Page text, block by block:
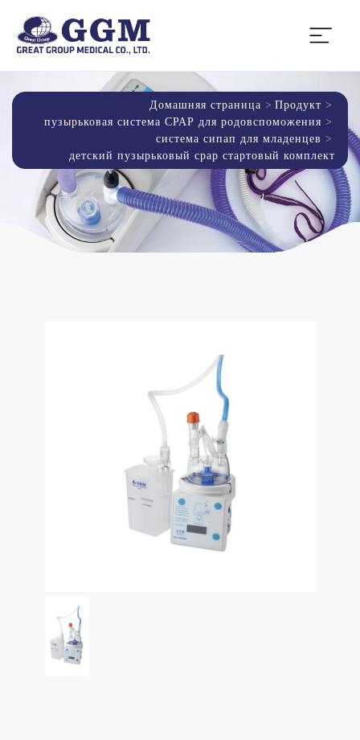
Домашняя страница
Продукт
пузырьковая система СРАР для родовспоможения
система сипап для младенцев
детский пузырьковый cpap стартовый комплект